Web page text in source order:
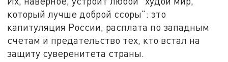
который лучше доброй ссоры": это
капитуляция России, расплата по западным
счетам и предательство тех, кто встал на
защиту суверенитета страны.